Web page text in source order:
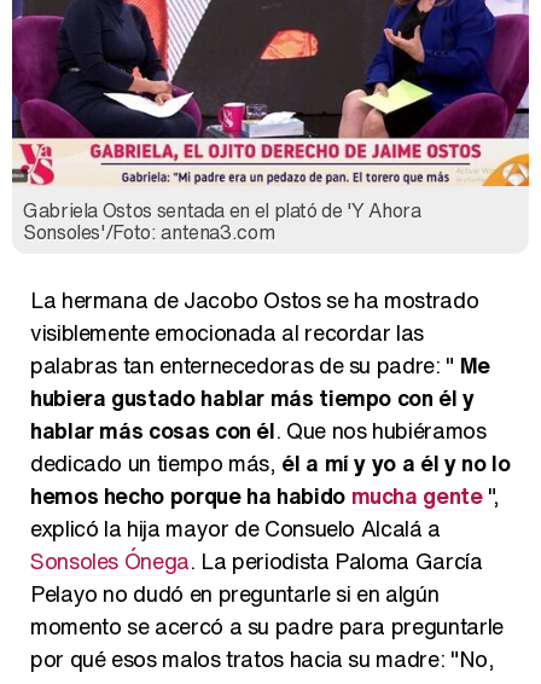
Gabriela Ostos sentada en el plató de 'Y Ahora
Sonsoles'/Foto: antena3.com
La hermana de Jacobo Ostos se ha mostrado
visiblemente emocionada al recordar las
palabras tan enternecedoras de su padre: " Me
hubiera gustado hablar más tiempo con él y
hablar más cosas con él. Que nos hubiéramos
dedicado un tiempo más, él a mí y yo a él y no lo
hemos hecho porque ha habido mucha gente",
explicó la hija mayor de Consuelo Alcalá a
Sonsoles Ónega. La periodista Paloma García
Pelayo no dudó en preguntarle si en algún
momento se acercó a su padre para preguntarle
por qué esos malos tratos hacia su madre: "No,